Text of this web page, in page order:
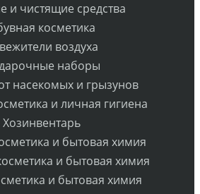
чистящие средства
косметика
воздуха
наборы
насекомых и грызунов
и личная гигиена
Хозинвентарь
и бытовая химия
и бытовая химия
и бытовая химия